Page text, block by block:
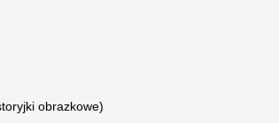
obrazkowe)